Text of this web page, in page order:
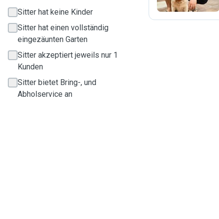
Sitter hat keine Kinder
Sitter hat einen vollständig
eingezäunten Garten
Sitter akzeptiert jeweils nur 1
Kunden
Sitter bietet Bring-, und
Abholservice an